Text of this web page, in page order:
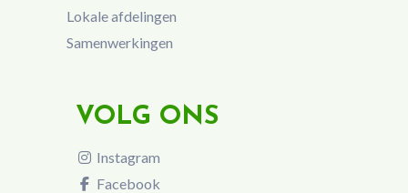
Lokale afdelingen
Samenwerkingen
VOLG ONS
Instagram
Facebook